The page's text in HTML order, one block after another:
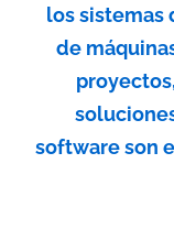
los sistemas
de
software son